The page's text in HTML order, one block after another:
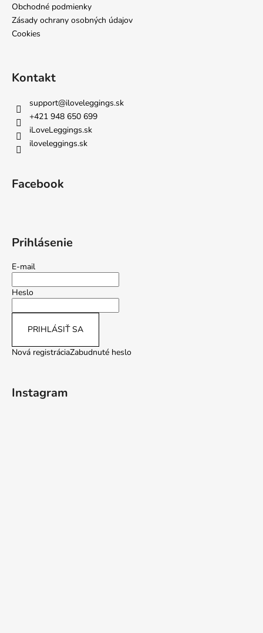
Obchodné podmienky
Zásady ochrany osobných údajov
Cookies
Kontakt
support@iloveleggings.sk
+421 948 650 699
iLoveLeggings.sk
iloveleggings.sk
Facebook
Prihlásenie
E-mail
Heslo
PRIHLÁSIŤ SA
Nová registráciaZabudnuté heslo
Instagram